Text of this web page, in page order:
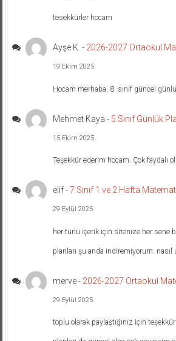
tesekkürler hocam
Ayşe K. - 2026-2027 Ortaokul
19 Ekim 2025
Hocam merhaba, 8. sınıf güncel
Mehmet Kaya - 5.Sınıf Günlük
15 Ekim 2025
Teşekkür ederim hocam. Çok faydalı
elif-7.Sınıf 1.ve 2.Hafta
29 Eylül 2025
her türlü içerik için sitenize her sene
planları şu anda indiremiyorum. nasıl
merve- 2026-2027 Ortaokul
29 Eylül 2025
toplu olarak paylaştığınız için